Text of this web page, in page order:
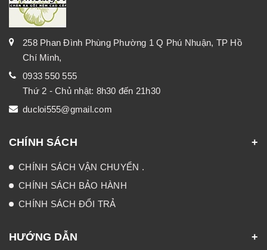
258 Phan Đình Phùng Phường 1 Q Phú Nhuận, TP Hồ
Chí Minh,
0933 550 555
Thứ 2 - Chủ nhật: 8h30 đến 21h30
ducloi555@gmail.com
CHÍNH SÁCH
CHÍNH SÁCH VẬN CHUYỂN .
CHÍNH SÁCH BẢO HÀNH
CHÍNH SÁCH ĐỔI TRẢ
HƯỚNG DẪN